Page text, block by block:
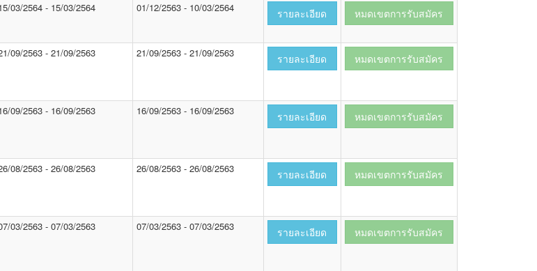
03/2564 - 15/03/2564 01/12/2563 - 10/03/2564 รายละเอียด หมดเขตการรับสมัคร
09/2563 - 21/09/2563 21/09/2563 - 21/09/2563 รายละเอียด หมดเขตการรับสมัคร
09/2563 - 16/09/2563 16/09/2563 - 16/09/2563 รายละเอียด หมดเขตการรับสมัคร
08/2563 - 26/08/2563 26/08/2563 - 26/08/2563 รายละเอียด หมดเขตการรับสมัคร
03/2563 - 07/03/2563 07/03/2563 - 07/03/2563 รายละเอียด หมดเขตการรับสมัคร